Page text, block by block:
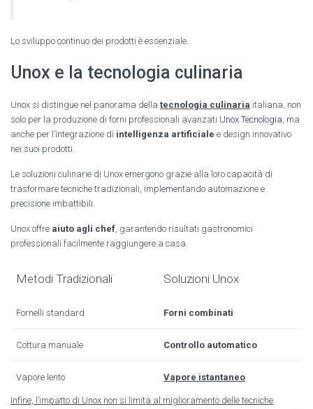
Lo sviluppo continuo dei prodotti è essenziale.
Unox e la tecnologia culinaria
Unox si distingue nel panorama della tecnologia culinaria italiana, non
solo per la produzione di forni professionali avanzati Unox Tecnologia , ma
anche per l’integrazione di intelligenza artificiale e design innovativo
nei suoi prodotti.
Le soluzioni culinarie di Unox emergono grazie alla loro capacità di
trasformare tecniche tradizionali, implementando automazione e
precisione imbattibili.
Unox offre aiuto agli chef , garantendo risultati gastronomici
professionali facilmente raggiungere a casa.
Metodi Tradizionali Soluzioni Unox
Fornelli standard Forni combinati
Cottura manuale Controllo automatico
Vapore lento Vapore istantaneo
Infine, l’impatto di Unox non si limita al miglioramento delle tecniche